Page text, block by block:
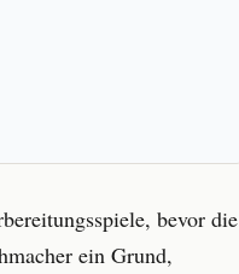
bevor die
ein Grund,